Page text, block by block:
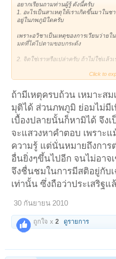
อยากเรียนถามท่านผู้รู้ ดังนี้ครับ
1. อะไรเป็นสาเหตุให้เราเกิดขึ้นมาใน
อยู่ในภพภูมิใดครับ
เพราะอวิชาเป็นเหตุของการเวียนว่าย
มดที่ไต่ไปตามขอบกระด้ง
2. จิตใช่เราหรือเปล่าครับ ถ้าไม่ใช่แล้ว
จิตไม่ใช่เรา แต่เพราะความมีและเป็น
ความเป็นตัวเราถึงความสิ้นสุดก็ต้องเป็
3. จำนวนของดวงจิตทั้งหมด (นับรวมทุ
เป็นตัวเลขคงที่มั้ยครับ มีเกิดขึ้นใหม่ได้
จำนวนของจิตเป็นจำนวนคงที่ รวมถึง
ก็ต้องเหมาะสมกับการเกิดขึ้นของจิตแต่
ต้องการสีใดๆ ก็นำแม่สีมาผสมกันเพื่อใ
ว่าสีทุติยภูมินั้นเกิดจากสีใดบ้างในขั้น
ใหม่ มีอยู่เหมือนเดิม อุปมาเหมือนสีสร
เดียว ความแตกต่างอยู่ที่ปัจจัยอื่นเท่านั้
ทำให้สีต่างๆ มีความแตกต่างกันไป (ส่
เนื่องจากสภาวะของความมีอยู่และมหด
4. สุดท้ายแล้วดวงจิตทุกดวงจะสามารถ
นิพพานได้ครบหรือเปล่าครับ แล้วหลัง
เพราะไปนิพพานกันหมดแล้ว อย่างนั้นใช่
Click to
ถ้ามีเหตุครบถ้วน เหมาะส
มุติได้ ส่วนภพภูมิ ย่อมไม่มี
เบื้องปลายนั้นก็หามิได้ จึง
จะแสวงหาคำตอบ เพราะ
ความรู้ แต่นั่นหมายถึงการ
อื่นยิ่งๆขึ้นไปอีก จนไม่อาจ
จึงชื่นชมในการมีสติอยู่กับ
เท่านั้น ซึ่งถือว่าประเสริฐแ
30 กันยายน 2010
ถูกใจ x2 ดูรายการ